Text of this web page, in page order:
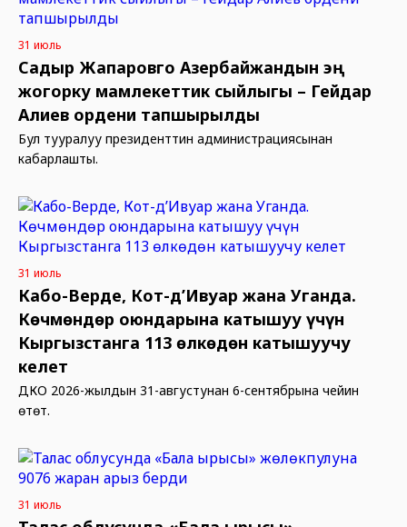
31 июль
Садыр Жапаровго Азербайжандын эң
жогорку мамлекеттик сыйлыгы – Гейдар
Алиев ордени тапшырылды
Бул тууралуу президенттин администрациясынан
кабарлашты.
31 июль
Кабо-Верде, Кот-д’Ивуар жана Уганда.
Көчмөндөр оюндарына катышуу үчүн
Кыргызстанга 113 өлкөдөн катышуучу
келет
ДКО 2026-жылдын 31-августунан 6-сентябрына чейин
өтөт.
31 июль